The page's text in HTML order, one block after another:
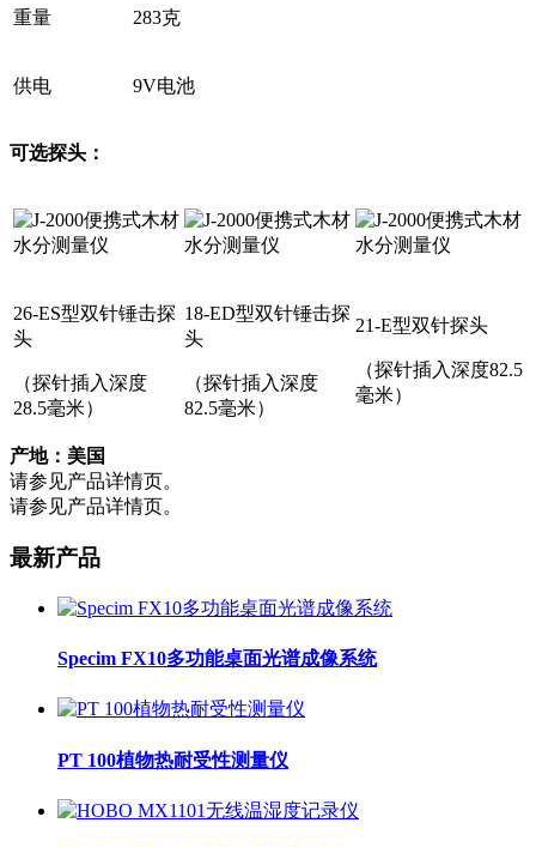
重量 283克
供电 9V电池
可选探头：
26-ES型双针锤击探
头
（探针插入深度
28.5毫米）
18-ED型双针锤击探
头
（探针插入深度
82.5毫米）
21-E型双针探头
（探针插入深度82.5
毫米）
产地：美国
请参见产品详情页。
请参见产品详情页。
最新产品
Specim FX10多功能桌面光谱成像系统
PT 100植物热耐受性测量仪